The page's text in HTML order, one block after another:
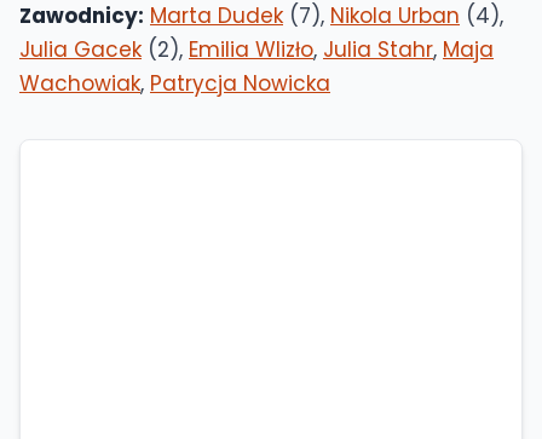
Zawodnicy: Marta Dudek (7), Nikola Urban (4),
Julia Gacek (2), Emilia Wlizło, Julia Stahr, Maja
Wachowiak, Patrycja Nowicka